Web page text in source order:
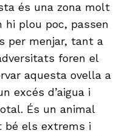
és una zona molt
hi plou poc, passen
per menjar, tant a
foren el
aquesta ovella a
excés d’aigua i
És un animal
els extrems i